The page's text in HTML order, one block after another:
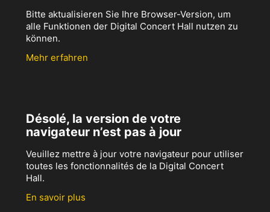
Bitte aktualisieren Sie Ihre Browser-Version, um
alle Funktionen der Digital Concert Hall nutzen zu
können.
Mehr erfahren
Désolé, la version de votre
navigateur n’est pas à jour
Veuillez mettre à jour votre navigateur pour utiliser
toutes les fonctionnalités de la Digital Concert
Hall.
En savoir plus